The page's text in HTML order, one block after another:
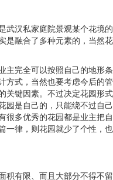
武汉私家庭院景观某个花境的
是融合了多种元素的，当然花
主完全可以按照自己的地形条
方式，当然也要考虑今后的管
关键因素。不过决定花园形式
园是自己的，只能绕不过自己
很多优秀的花园都是业主把自
一律，则花园就少了个性，也
积有限、而且大部分不得不留